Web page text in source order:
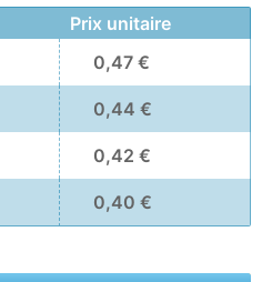
Prix unitaire
0,47 €
0,44 €
0,42 €
0,40 €